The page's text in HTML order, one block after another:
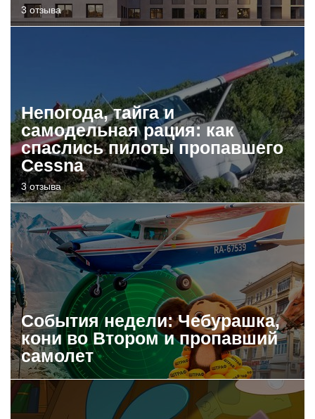
3 отзыва
Непогода, тайга и
самодельная рация: как
спаслись пилоты пропавшего
Cessna
3 отзыва
События недели: Чебурашка,
кони во Втором и пропавший
самолет